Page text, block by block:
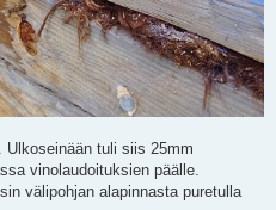
Ulkoseinään tuli siis 25mm
vinolaudoituksien päälle.
välipohjan alapinnasta puretulla